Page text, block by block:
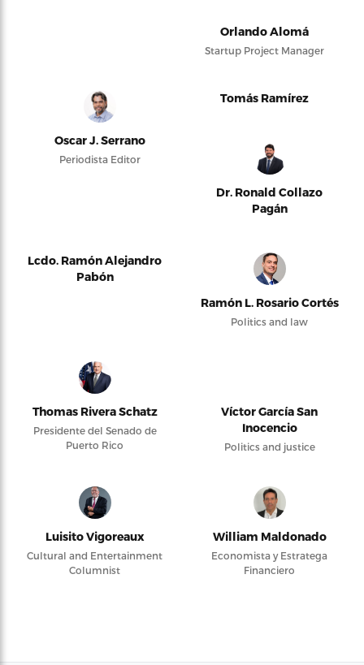
Orlando Alomá
Startup Project Manager
Oscar J. Serrano
Periodista Editor
Tomás Ramírez
Dr. Ronald Collazo
Pagán
Lcdo. Ramón Alejandro
Pabón
Ramón L. Rosario Cortés
Politics and law
Thomas Rivera Schatz
Presidente del Senado de
Puerto Rico
Víctor García San
Inocencio
Politics and justice
Luisito Vigoreaux
Cultural and Entertainment
Columnist
William Maldonado
Economista y Estratega
Financiero